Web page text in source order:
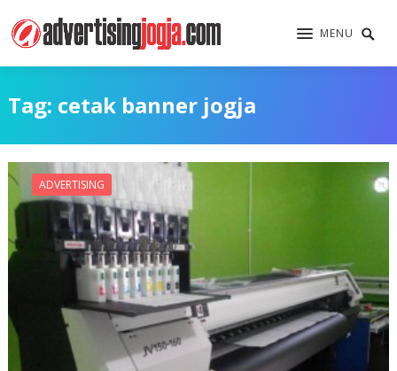
MENU
Tag: cetak banner jogja
ADVERTISING